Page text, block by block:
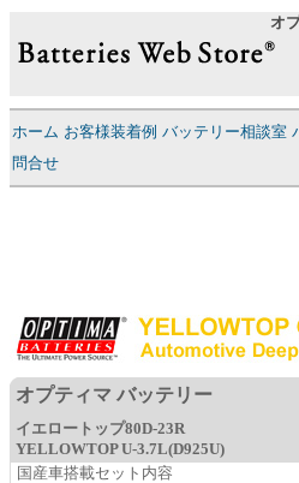
オ
ホーム お客様装着例 バッテリー相談室
問合せ
オプティマ バッテリー
イエロートップ80D-23R
YELLOWTOP U-3.7L(D925U)
国産車搭載セット内容